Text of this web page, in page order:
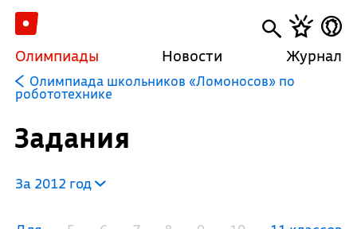
Олимпиады Новости Журнал
Олимпиада школьников «Ломоносов» по
робототехнике
Задания
За 2012 год